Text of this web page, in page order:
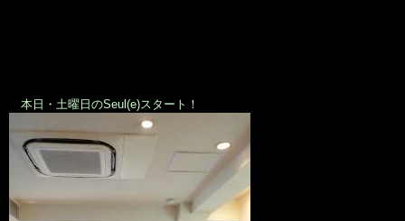
本日・土曜日のSeul(e)スタート！